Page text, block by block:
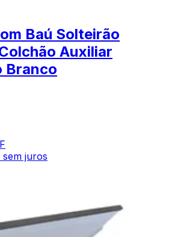
Baú Solteirão
Auxiliar
Branco
sem juros